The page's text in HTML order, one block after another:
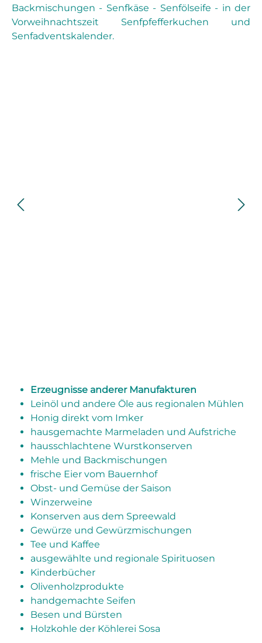
Backmischungen - Senfkäse - Senfölseife - in der
Vorweihnachtszeit Senfpfefferkuchen und
Senfadventskalender.
Erzeugnisse anderer Manufakturen
Leinöl und andere Öle aus regionalen Mühlen
Honig direkt vom Imker
hausgemachte Marmeladen und Aufstriche
hausschlachtene Wurstkonserven
Mehle und Backmischungen
frische Eier vom Bauernhof
Obst- und Gemüse der Saison
Winzerweine
Konserven aus dem Spreewald
Gewürze und Gewürzmischungen
Tee und Kaffee
ausgewählte und regionale Spirituosen
Kinderbücher
Olivenholzprodukte
handgemachte Seifen
Besen und Bürsten
Holzkohle der Köhlerei Sosa